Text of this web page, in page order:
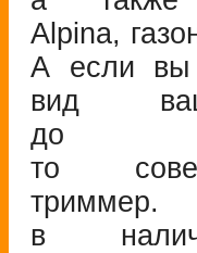
Alpina,
А если вы
вид
до
то
в